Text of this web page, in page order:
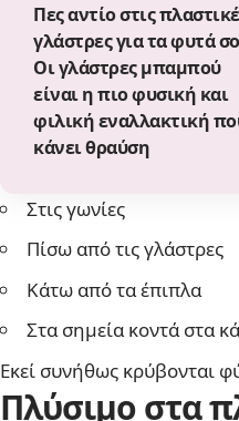
Πες αντίο στις
γλάστρες για τα φυτά
Οι γλάστρες μπαμπού
είναι η πιο φυσική και
φιλική εναλλακτική
κάνει θραύση
Στις γωνίες
Πίσω από τις γλάστρες
Κάτω από τα έπιπλα
Στα σημεία κοντά στα
Εκεί συνήθως κρύβονται
Πλύσιμο στα